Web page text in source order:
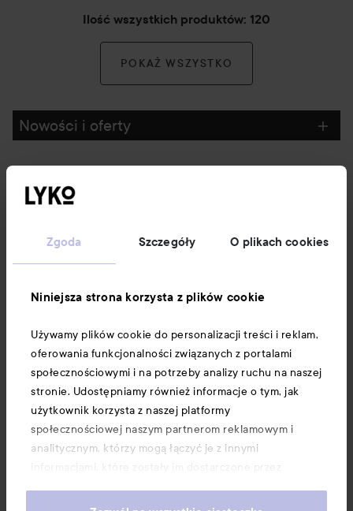
Zgoda Szczegóły O plikach cookies
Niniejsza strona korzysta z plików cookie
Używamy plików cookie do personalizacji treści i reklam,
oferowania funkcjonalności związanych z portalami
społecznościowymi i na potrzeby analizy ruchu na naszej
stronie. Udostępniamy również informacje o tym, jak
użytkownik korzysta z naszej platformy
społecznościowej naszym partnerom reklamowym i
analitycznym, którzy mogą łączyć je z innymi
informacjami, które zostały im dostarczone przez
usług. Użytkownik wyraża zgodę na używanie przez nas
Ilość wszystkich produktów: 120
POKAŻ WSZYSTKO
Nowości i oferty
Obsługa klienta
Informacje
Download our app here